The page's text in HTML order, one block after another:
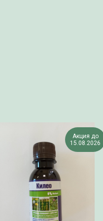
Акция до
15.08.2026